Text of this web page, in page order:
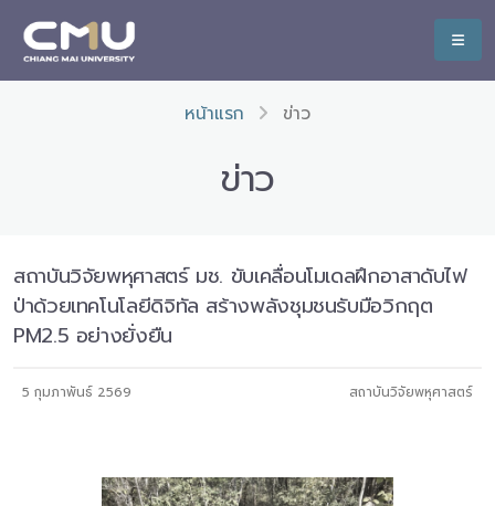
หน้าแรก ข่าว
ข่าว
สถาบันวิจัยพหุศาสตร์ มช. ขับเคลื่อนโมเดลฝึกอาสาดับไฟ
ป่าด้วยเทคโนโลยีดิจิทัล สร้างพลังชุมชนรับมือวิกฤต
PM2.5 อย่างยั่งยืน
5 กุมภาพันธ์ 2569 สถาบันวิจัยพหุศาสตร์